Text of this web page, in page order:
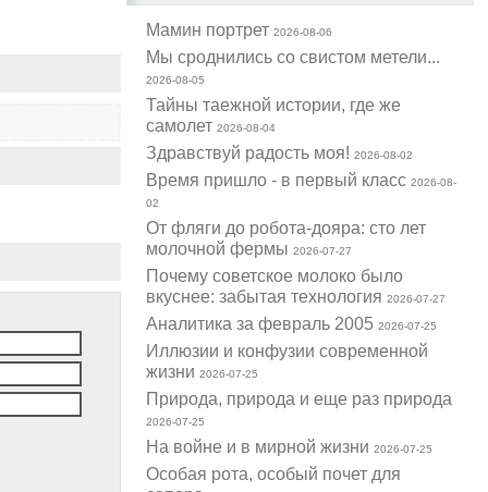
Мамин портрет2026-08-06
Мы сроднились со свистом метели...
2026-08-05
Тайны таежной истории, где же
самолет2026-08-04
Здравствуй радость моя!2026-08-02
Время пришло - в первый класс2026-08-
02
От фляги до робота-дояра: сто лет
молочной фермы2026-07-27
Почему советское молоко было
вкуснее: забытая технология2026-07-27
Аналитика за февраль 20052026-07-25
Иллюзии и конфузии современной
жизни2026-07-25
Природа, природа и еще раз природа
2026-07-25
На войне и в мирной жизни2026-07-25
Особая рота, особый почет для